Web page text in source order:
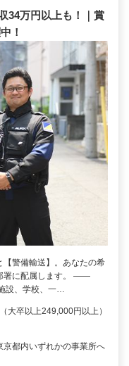
34万円以上も！｜賞
！
警備輸送】。あなたの希
署に配属します。 ――
設、学校、一…
大卒以上249,000円以上）
都内いずれかの事業所へ